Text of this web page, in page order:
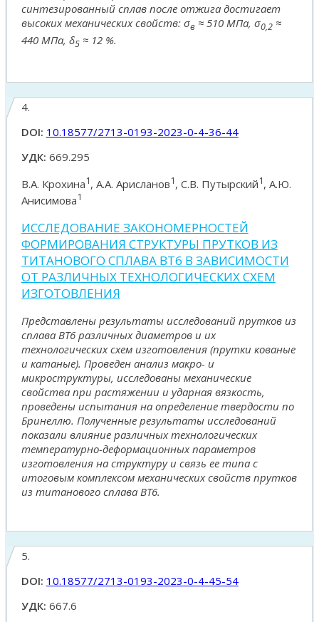
синтезированный сплав после отжига достигает
высоких механических свойств: σв≈ 510 МПа, σ0,2≈
440 МПа, δ5≈ 12 %.
4.
DOI: 10.18577/2713-0193-2023-0-4-36-44
УДК: 669.295
В.А. Крохина1, А.А. Арисланов1, С.В. Путырский1, А.Ю.
Анисимова1
ИССЛЕДОВАНИЕ ЗАКОНОМЕРНОСТЕЙ
ФОРМИРОВАНИЯ СТРУКТУРЫ ПРУТКОВ ИЗ
ТИТАНОВОГО СПЛАВА ВТ6 В ЗАВИСИМОСТИ
ОТ РАЗЛИЧНЫХ ТЕХНОЛОГИЧЕСКИХ СХЕМ
ИЗГОТОВЛЕНИЯ
Представлены результаты исследований прутков из
сплава ВТ6 различных диаметров и их
технологических схем изготовления (прутки кованые
и катаные). Проведен анализ макро- и
микроструктуры, исследованы механические
свойства при растяжении и ударная вязкость,
проведены испытания на определение твердости по
Бринеллю. Полученные результаты исследований
показали влияние различных технологических
температурно-деформационных параметров
изготовления на структуру и связь ее типа с
итоговым комплексом механических свойств прутков
из титанового сплава ВТ6.
5.
DOI: 10.18577/2713-0193-2023-0-4-45-54
УДК: 667.6